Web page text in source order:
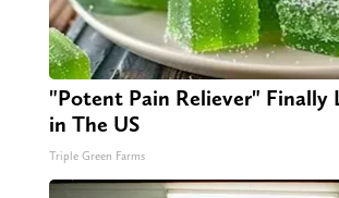
"Potent Pain Reliever" Finally
in The US
Triple Green Farms